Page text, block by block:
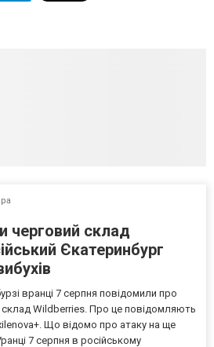
черговий склад
Єкатеринбург
вранці 7 серпня повідомили про
склад Wildberries. Про це повідомляють
Що відомо про атаку на ще
7 серпня в російському